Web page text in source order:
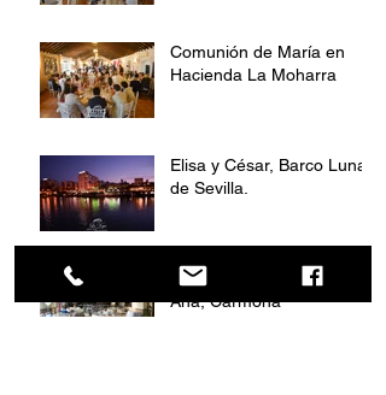
Comunión de María en
Hacienda La Moharra
Elisa y César, Barco Luna
de Sevilla.
Boda en Hacienda Santa
Ana, Carmona